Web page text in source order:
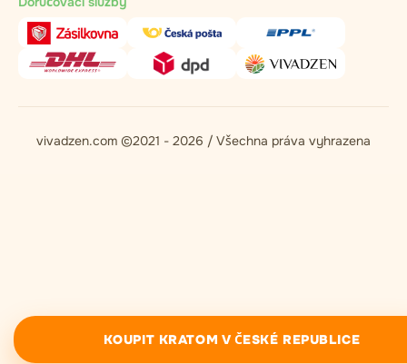
vivadzen.com ©2021 - 2026 / Všechna práva vyhrazena
KOUPIT KRATOM V ČESKÉ REPUBLICE